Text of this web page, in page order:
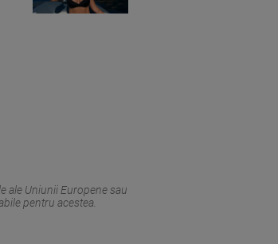
ale Uniunii Europene sau
pentru acestea.